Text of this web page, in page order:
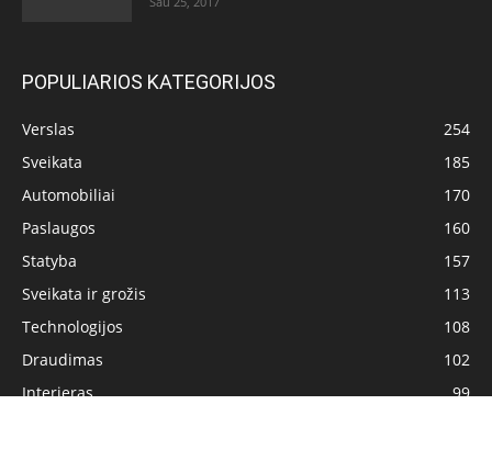
POPULIARIOS KATEGORIJOS
Verslas
254
Sveikata
185
Automobiliai
170
Paslaugos
160
Statyba
157
Sveikata ir grožis
113
Technologijos
108
Draudimas
102
Interjeras
99